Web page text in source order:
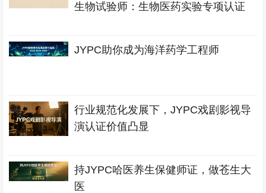
生物试验师：生物医药实验专项认证
JYPC助你成为海洋药学工程师
行业规范化发展下，JYPC戏剧影视导
演认证价值凸显
持JYPC哈医养生保健师证，做苍生大
医